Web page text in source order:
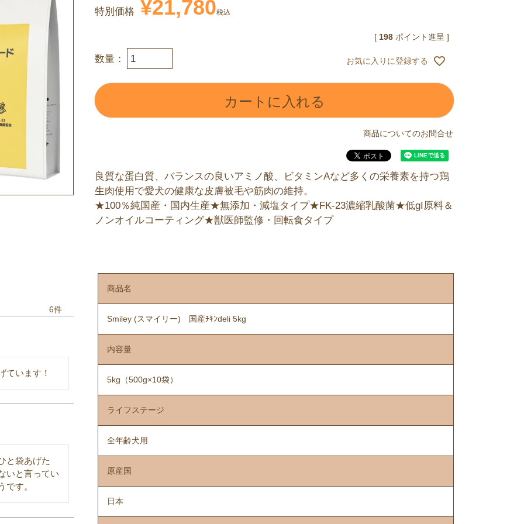
特別価格 ¥21,780税込
[ 198 ポイント進呈 ]
お気に入りに登録する
カートに入れる
商品についてのお問合せ
良質な蛋白質、バランスの良いアミノ酸、ビタミンAなど多くの栄養素を持つ鶏
生肉使用で愛犬の健康な皮膚被毛や筋肉の維持。
★100％純国産・国内生産★無添加・減塩タイプ★FK-23濃縮乳酸菌★低gI原料＆
ノンオイルコーティング★獣医師監修・回転食タイプ
商品名
Smiley (スマイリー) 国産ﾁｷﾝdeli 5kg
内容量
5kg（500g×10袋）
ライフステージ
全年齢犬用
原産国
日本
6
ています！
と袋あげた
いと言ってい
す。